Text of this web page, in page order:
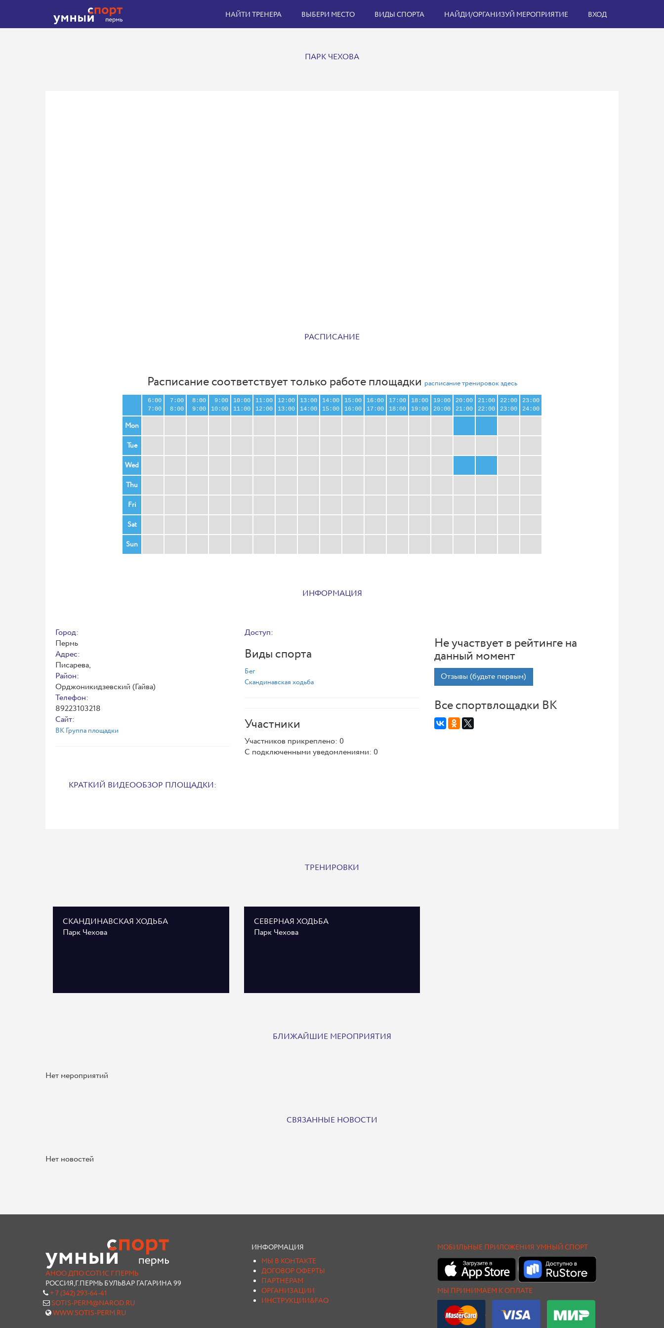
НАЙТИ ТРЕНЕРА ВЫБЕРИ МЕСТО ВИДЫ СПОРТА НАЙДИ/ОРГАНИЗУЙ МЕРОПРИЯТИЕ ВХОД
ПАРК ЧЕХОВА
РАСПИСАНИЕ
Расписание соответствует только работе площадки расписание тренировок здесь
6:00
7:00
7:00
8:00
8:00
9:00
9:00
10:00
10:00
11:00
11:00
12:00
12:00
13:00
13:00
14:00
14:00
15:00
15:00
16:00
16:00
17:00
17:00
18:00
18:00
19:00
19:00
20:00
20:00
21:00
21:00
22:00
22:00
23:00
23:00
24:00
Mon
Tue
Wed
Thu
Fri
Sat
Sun
ИНФОРМАЦИЯ
Город:
Пермь
Адрес:
Писарева,
Район:
Орджоникидзевский (Гайва)
Телефон:
89223103218
Сайт:
ВК Группа площадки
КРАТКИЙ ВИДЕООБЗОР ПЛОЩАДКИ:
Доступ:
Виды спорта
Бег
Скандинавская ходьба
Участники
Участников прикреплено: 0
С подключенными уведомлениями: 0
Не участвует в рейтинге на
данный момент
Отзывы (будьте первым)
Все спортвлощадки ВК
ТРЕНИРОВКИ
СКАНДИНАВСКАЯ ХОДЬБА
Парк Чехова
СЕВЕРНАЯ ХОДЬБА
Парк Чехова
БЛИЖАЙШИЕ МЕРОПРИЯТИЯ
Нет мероприятий
СВЯЗАННЫЕ НОВОСТИ
Нет новостей
АНОО ДПО СОТИС Г.ПЕРМЬ
РОССИЯ,Г.ПЕРМЬ БУЛЬВАР ГАГАРИНА 99
+ 7 (342) 293-64-41
SOTIS-PERM@NAROD.RU
WWW.SOTIS-PERM.RU
ИНФОРМАЦИЯ
МЫ В КОНТАКТЕ
ДОГОВОР ОФЕРТЫ
ПАРТНЕРАМ
ОРГАНИЗАЦИИ
ИНСТРУКЦИИ&FAQ
МОБИЛЬНЫЕ ПРИЛОЖЕНИЯ УМНЫЙ СПОРТ
МЫ ПРИНИМАЕМ К ОПЛАТЕ